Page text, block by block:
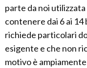
parte da noi
contenere dai 6 ai 14
richiede particolari
esigente e che non
motivo è